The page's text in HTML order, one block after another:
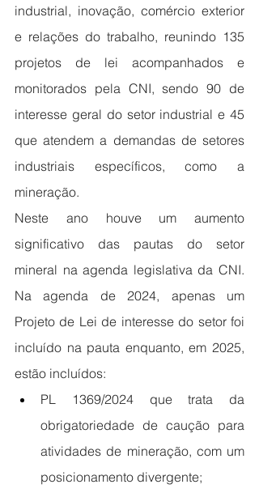
industrial, inovação, comércio exterior
e relações do trabalho, reunindo 135
projetos de lei acompanhados e
monitorados pela CNI, sendo 90 de
interesse geral do setor industrial e 45
que atendem a demandas de setores
industriais específicos, como a
mineração.
Neste ano houve um aumento
significativo das pautas do setor
mineral na agenda legislativa da CNI.
Na agenda de 2024, apenas um
Projeto de Lei de interesse do setor foi
incluído na pauta enquanto, em 2025,
estão incluídos:
PL 1369/2024 que trata da
obrigatoriedade de caução para
atividades de mineração, com um
posicionamento divergente;